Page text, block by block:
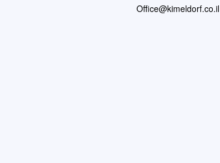
Office@kimeldorf.co.il